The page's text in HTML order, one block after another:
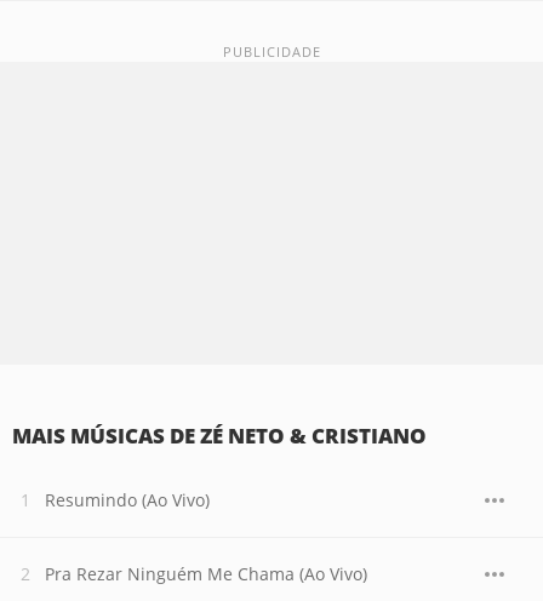
MAIS MÚSICAS DE ZÉ NETO & CRISTIANO
Resumindo (Ao Vivo)
Pra Rezar Ninguém Me Chama (Ao Vivo)